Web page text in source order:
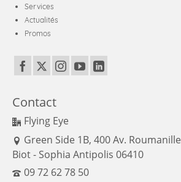
Services
Actualités
Promos
Contact
Flying Eye
Green Side 1B, 400 Av. Roumanille
Biot - Sophia Antipolis 06410
09 72 62 78 50